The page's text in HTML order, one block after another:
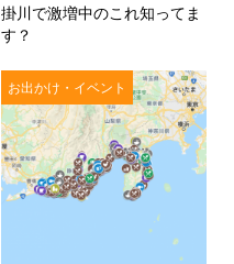
掛川で激増中のこれ知ってま
す？
お出かけ・イベント